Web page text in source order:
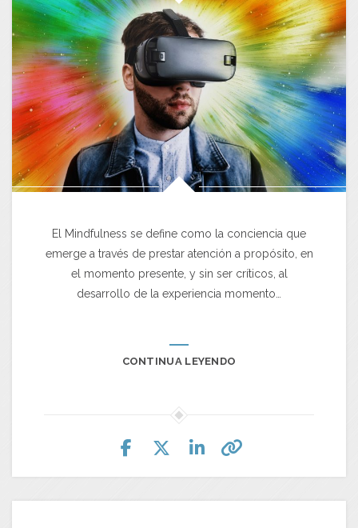
El Mindfulness se define como la conciencia que
emerge a través de prestar atención a propósito, en
el momento presente, y sin ser críticos, al
desarrollo de la experiencia momento…
CONTINUA LEYENDO